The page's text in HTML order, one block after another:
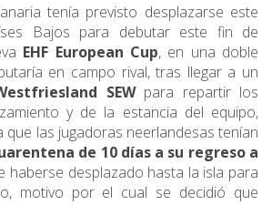
tenía previsto desplazarse este
Bajos para debutar este fin de
EHF European Cup, en una doble
en campo rival, tras llegar a un
SEW para repartir los
y de la estancia del equipo,
que las jugadoras neerlandesas tenían
de 10 días a su regreso a
haberse desplazado hasta la isla para
motivo por el cual se decidió que